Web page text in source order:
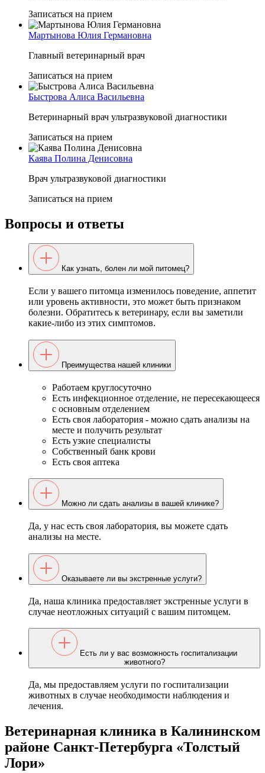
Записаться на прием
Мартынова Юлия Германовна
Главный ветеринарный врач
Записаться на прием
Быстрова Алиса Васильевна
Ветеринарный врач ультразвуковой диагностики
Записаться на прием
Каява Полина Денисовна
Врач ультразвуковой диагностики
Записаться на прием
Вопросы и ответы
Как узнать, болен ли мой питомец?
Если у вашего питомца изменилось поведение, аппетит
или уровень активности, это может быть признаком
болезни. Обратитесь к ветеринару, если вы заметили
какие-либо из этих симптомов.
Преимущества нашей клиники
Работаем круглосуточно
Есть инфекционное отделение, не пересекающееся
с основным отделением
Есть своя лаборатория - можно сдать анализы на
месте и получить результат
Есть узкие специалисты
Собственный банк крови
Есть своя аптека
Можно ли сдать анализы в вашей клинике?
Да, у нас есть своя лаборатория, вы можете сдать
анализы на месте.
Оказываете ли вы экстренные услуги?
Да, наша клиника предоставляет экстренные услуги в
случае неотложных ситуаций с вашим питомцем.
Есть ли у вас возможность госпитализации
животного?
Да, мы предоставляем услуги по госпитализации
животных в случае необходимости наблюдения и
лечения.
Ветеринарная клиника в Калининском
районе Санкт-Петербурга «Толстый
Лори»